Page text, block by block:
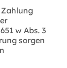
Zahlung
w Abs. 3
sorgen